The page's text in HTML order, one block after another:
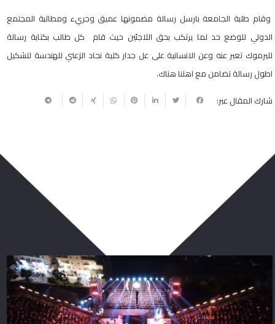
وقام طلبة الجامعة بارسل رسالة مضمونها عميق وجريء ومطالبة المجتمع
الدولي للوضع حد لما يرتكب بحق اللاجئين حيث قام كل طالب بكتابة رسالة
لليرموك تعبر عنه وعن الانسانية على عل جدار كلية نجاد الزعني للهندسة لتشكيل
اطول رسالة تضامن مع اهلنا هناك.
شارك المقال عبر: